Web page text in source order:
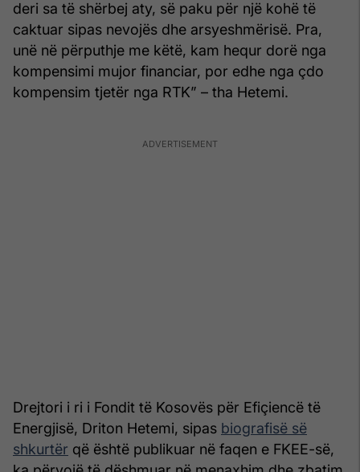
deri sa të shërbej aty, së paku për një kohë të
caktuar sipas nevojës dhe arsyeshmërisë. Pra,
unë në përputhje me këtë, kam hequr dorë nga
kompensimi mujor financiar, por edhe nga çdo
kompensim tjetër nga RTK” – tha Hetemi.
Drejtori i ri i Fondit të Kosovës për Efiçiencë të
Energjisë, Driton Hetemi, sipas biografisë së
shkurtër që është publikuar në faqen e FKEE-së,